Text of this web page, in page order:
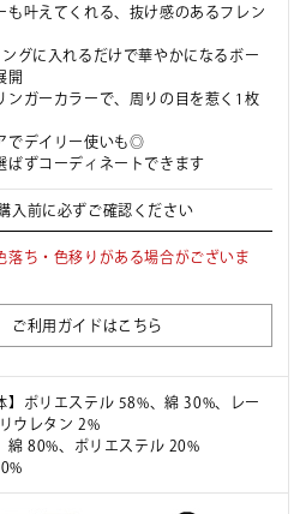
も叶えてくれる、抜け感のあるフレン
ングに入れるだけで華やかになるボー
開
ンガーカラーで、周りの目を惹く1枚
でデイリー使いも◎
ばずコーディネートできます
入前に必ずご確認ください
落ち・色移りがある場合がございま
ご利用ガイドはこちら
】ポリエステル 58%、綿 30%、レー
ウレタン 2%
綿 80%、ポリエステル 20%